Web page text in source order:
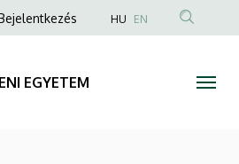
HU EN
EGYETEM